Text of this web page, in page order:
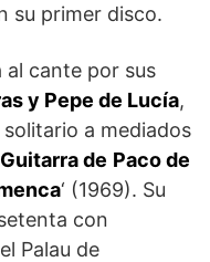
su primer disco.
cante por sus
y Pepe de Lucía,
a mediados
de Paco de
‘ (1969). Su
con
Palau de